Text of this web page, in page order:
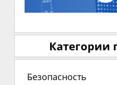
Категории
Безопасность